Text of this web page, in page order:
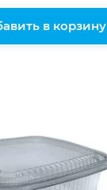
в корзину